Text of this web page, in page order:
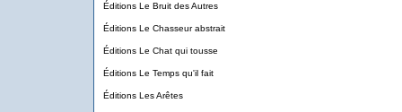
Éditions Le Bruit des Autres
Éditions Le Chasseur abstrait
Éditions Le Chat qui tousse
Éditions Le Temps qu'il fait
Éditions Les Arêtes